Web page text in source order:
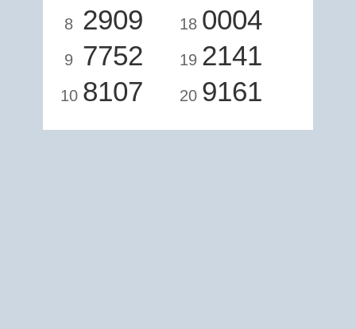
8 2909
9 7752
10 8107
18 0004
19 2141
20 9161